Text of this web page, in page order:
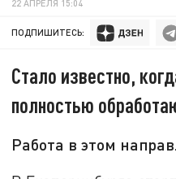
22 АПРЕЛЯ 15:04
ПОДПИШИТЕСЬ:
Стало известно,
полностью
Работа в этом